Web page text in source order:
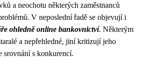
a neochotu některých zaměstnanců
V neposlední řadě se objevují i
ohledně online bankovnictví. Některým
a nepřehledné, jiní kritizují jeho
srovnání s konkurencí.